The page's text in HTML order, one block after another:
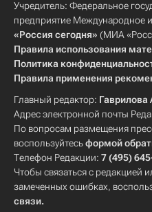
Учредитель: Федеральное
предприятие Международное
«Россия сегодня» (МИА
Правила использования
Политика
Правила применения
Главный редактор: Гаврилова
Адрес электронной почты
По вопросам размещения
воспользуйтесьформой
Телефон Редакции: 7 (495)
Чтобы связаться с редакцией
замеченных ошибках,
связи.